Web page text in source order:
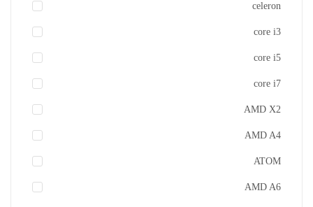
اضافة الى المفضلة
celeron
core i3
core i5
core i7
AMD X2
AMD A4
ATOM
AMD A6